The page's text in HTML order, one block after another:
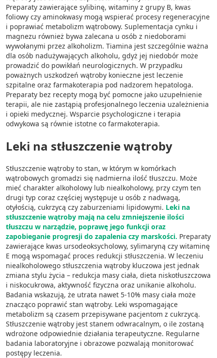
Preparaty zawierające sylibinę, witaminy z grupy B, kwas
foliowy czy aminokwasy mogą wspierać procesy regeneracyjne
i poprawiać metabolizm wątrobowy. Suplementacja cynku i
magnezu również bywa zalecana u osób z niedoborami
wywołanymi przez alkoholizm. Tiamina jest szczególnie ważna
dla osób nadużywających alkoholu, gdyż jej niedobór może
prowadzić do powikłań neurologicznych. W przypadku
poważnych uszkodzeń wątroby konieczne jest leczenie
szpitalne oraz farmakoterapia pod nadzorem hepatologa.
Preparaty bez recepty mogą być pomocne jako uzupełnienie
terapii, ale nie zastąpią profesjonalnego leczenia uzależnienia
i opieki medycznej. Wsparcie psychologiczne i terapia
odwykowa są równie istotne co farmakoterapia.
Leki na stłuszczenie wątroby
Stłuszczenie wątroby to stan, w którym w komórkach
wątrobowych gromadzi się nadmierna ilość tłuszczu. Może
mieć charakter alkoholowy lub niealkoholowy, przy czym ten
drugi typ coraz częściej występuje u osób z nadwagą,
otyłością, cukrzycą czy zaburzeniami lipidowymi. Leki na
stłuszczenie wątroby mają na celu zmniejszenie ilości
tłuszczu w narządzie, poprawę jego funkcji oraz
zapobieganie progresji do zapalenia czy marskości. Preparaty
zawierające kwas ursodeoksycholowy, sylimaryną czy witaminę
E mogą wspomagać proces redukcji stłuszczenia. W leczeniu
niealkoholowego stłuszczenia wątroby kluczowa jest jednak
zmiana stylu życia – redukcja masy ciała, dieta niskotłuszczowa
i niskocukrowa, aktywność fizyczna oraz unikanie alkoholu.
Badania wskazują, że utrata nawet 5-10% masy ciała może
znacząco poprawić stan wątroby. Leki wspomagające
metabolizm są czasem przepisywane pacjentom z cukrzycą.
Stłuszczenie wątroby jest stanem odwracalnym, o ile zostaną
wdrożone odpowiednie działania terapeutyczne. Regularne
badania laboratoryjne i obrazowe pozwalają monitorować
postępy leczenia.